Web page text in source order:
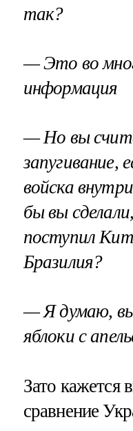
так?
— Это во
информация
— Но вы
запугивание,
войска
бы вы
поступил
Бразилия?
— Я думаю,
яблоки с
Зато кажется
сравнение